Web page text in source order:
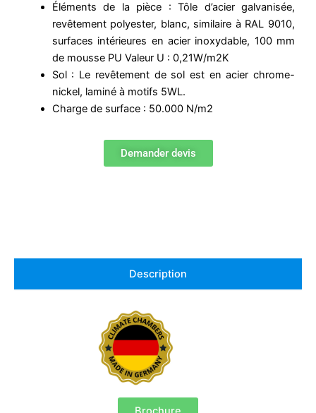
Éléments de la pièce : Tôle d’acier galvanisée,
revêtement polyester, blanc, similaire à RAL 9010,
surfaces intérieures en acier inoxydable, 100 mm
de mousse PU Valeur U : 0,21W/m2K
Sol : Le revêtement de sol est en acier chrome-
nickel, laminé à motifs 5WL.
Charge de surface : 50.000 N/m2
Demander devis
Description